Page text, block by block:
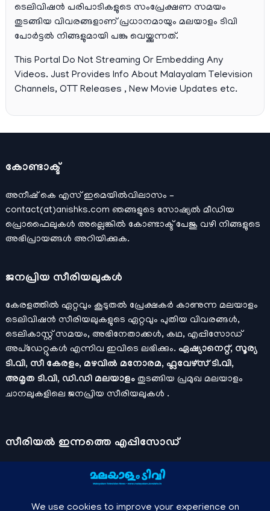
ടെലിവിഷന്‍ പരിപാടികളുടെ സംപ്രേക്ഷണ സമയം
തുടങ്ങിയ വിവരങ്ങളാണ് പ്രധാനമായും മലയാളം ടിവി
പോര്‍ട്ടല്‍ നിങ്ങളുമായി പങ്കു വെയ്ക്കുന്നത്.
This Portal Do Not Streaming Or Embedding Any
Videos. Just Provides Info About Malayalam Television
Channels, OTT Releases , New Movie Updates etc.
കോണ്ടാക്ട്
അനീഷ്‌ കെ എസ് ഇമെയില്‍വിലാസം –
contact(at)anishks.com ഞങ്ങളുടെ സോഷ്യല്‍ മീഡിയ
പ്രൊഫൈലുകള്‍ അല്ലെങ്കില്‍ കോണ്ടാക്ട്പേജു വഴി നിങ്ങളുടെ
അഭിപ്രായങ്ങള്‍ അറിയിക്കുക.
ജനപ്രിയ സീരിയലുകള്‍
കേരളത്തിൽ ഏറ്റവും കൂടുതൽ പ്രേക്ഷകർ കാണുന്ന മലയാളം
ടെലിവിഷൻ സീരിയലുകളുടെ ഏറ്റവും പുതിയ വിവരങ്ങൾ,
ടെലികാസ്റ്റ് സമയം, അഭിനേതാക്കൾ, കഥ, എപ്പിസോഡ്
അപ്ഡേറ്റുകൾ എന്നിവ ഇവിടെ ലഭിക്കും. ഏഷ്യാനെറ്റ്, സൂര്യ
ടി.വി, സീ കേരളം, മഴവിൽ മനോരമ, ഫ്ലവേഴ്സ് ടി.വി,
അമൃത ടി.വി, ഡി.ഡി മലയാളം തുടങ്ങിയ പ്രമുഖ മലയാളം
ചാനലുകളിലെ ജനപ്രിയ സീരിയലുകൾ .
സീരിയല്‍ ഇന്നത്തെ എപ്പിസോഡ്
ചാനലുകളുടെ ഔദ്യോഗിക മൊബൈല്‍ ആപ്പുകള്‍ , ഒഫിഷ്യല്‍
യൂട്യൂബ് ചാനല്‍ ഇവ ഉപയോഗപ്പെടുത്തി കഴിഞ്ഞുപോയ